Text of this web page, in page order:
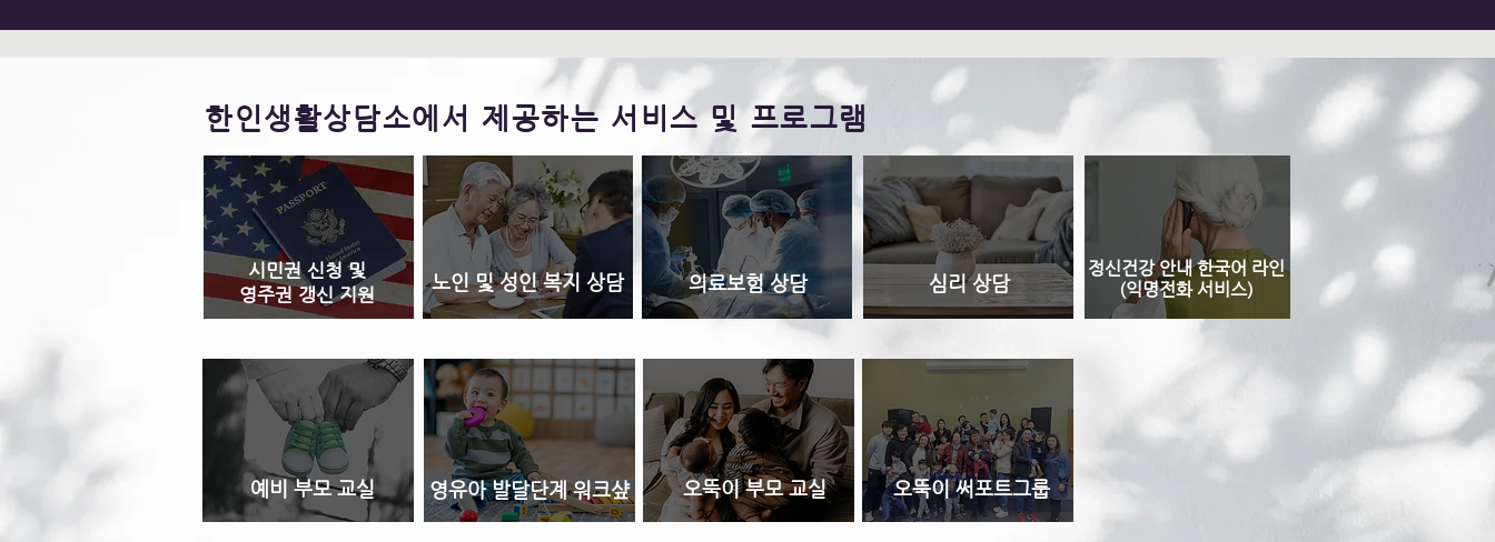
한인생활상담소에서 제공하는 서비스 및 프로그램
시민권 신청 및
영주권 갱신 지원
노인 및 성인 복지 상담 의료보험 상담 ​심리 상담
정신건강 안내 한국어 라인
(익명전화 서비스)
​예비 부모 교실 영유아 발달단계 워크샾 오뚝이 부모 교실 오뚝이 써포트그룹